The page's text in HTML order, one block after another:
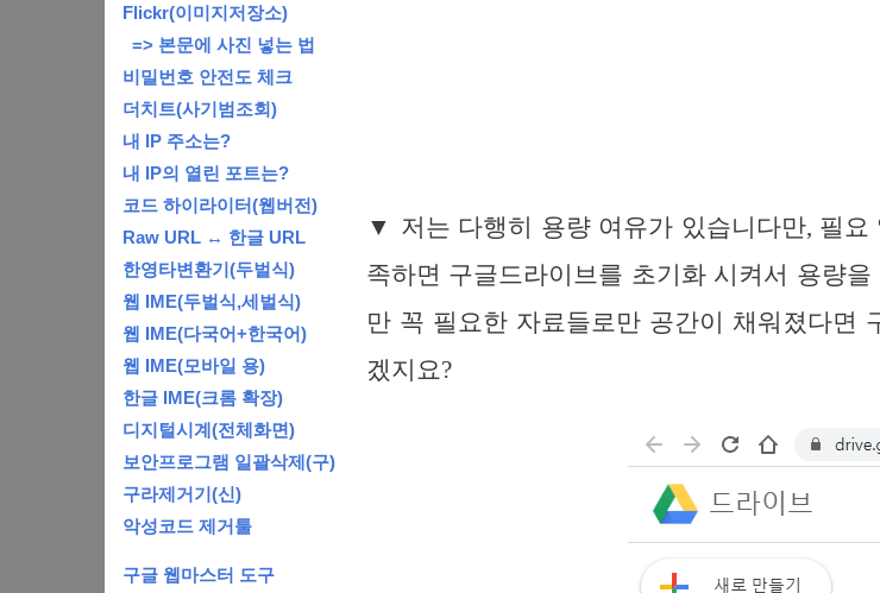
▼ 저는 다행히 용량 여유가 있습니다만, 필요
족하면 구글드라이브를 초기화 시켜서 용량
만 꼭 필요한 자료들로만 공간이 채워졌다면
겠지요?
Flickr(이미지저장소)
=> 본문에 사진 넣는 법
비밀번호 안전도 체크
더치트(사기범조회)
내 IP 주소는?
내 IP의 열린 포트는?
코드 하이라이터(웹버전)
Raw URL ↔ 한글 URL
한영타변환기(두벌식)
웹 IME(두벌식,세벌식)
웹 IME(다국어+한국어)
웹 IME(모바일 용)
한글 IME(크롬 확장)
디지털시계(전체화면)
보안프로그램 일괄삭제(구)
구라제거기(신)
악성코드 제거툴
구글 웹마스터 도구